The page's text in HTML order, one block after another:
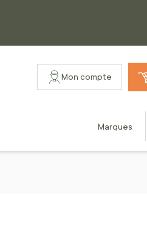
Mon compte
Marques